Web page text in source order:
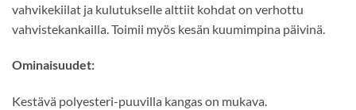
vahvikekiilat ja kulutukselle alttiit kohdat on verhottu
vahvistekankailla. Toimii myös kesän kuumimpina päivinä.
Ominaisuudet:
Kestävä polyesteri-puuvilla kangas on mukava.